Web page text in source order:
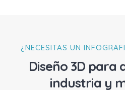
¿NECESITAS UN
Diseño 3D para
industria y